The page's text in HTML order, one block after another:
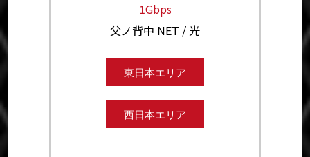
1Gbps
父ノ背中 NET / 光
東日本エリア
西日本エリア